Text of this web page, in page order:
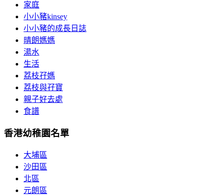
家庭
小小豬kinsey
小小豬的成長日誌
晴朗媽媽
湯水
生活
荔枝孖媽
荔枝與孖寶
親子好去處
食譜
香港幼稚園名單
大埔區
沙田區
北區
元朗區